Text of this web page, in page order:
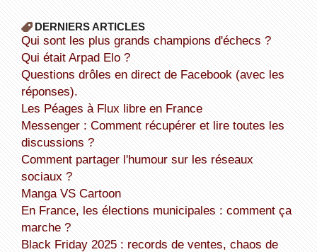
DERNIERS ARTICLES
Qui sont les plus grands champions d'échecs ?
Qui était Arpad Elo ?
Questions drôles en direct de Facebook (avec les
réponses).
Les Péages à Flux libre en France
Messenger : Comment récupérer et lire toutes les
discussions ?
Comment partager l'humour sur les réseaux
sociaux ?
Manga VS Cartoon
En France, les élections municipales : comment ça
marche ?
Black Friday 2025 : records de ventes, chaos de